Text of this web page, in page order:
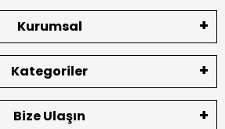
Kurumsal
Kategoriler
Bize Ulaşın